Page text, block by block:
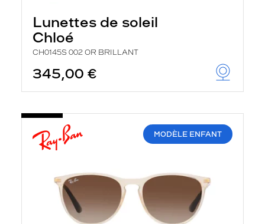
Lunettes de soleil
Chloé
CH0145S 002 OR BRILLANT
345,00 €
MODÈLE ENFANT